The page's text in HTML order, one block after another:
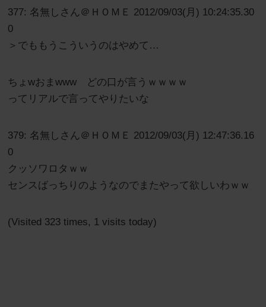
377: 名無しさん＠ＨＯＭＥ 2012/09/03(月) 10:24:35.30
0
＞でももうこういうのはやめて…
ちょwおまwww どの口が言うｗｗｗｗ
ってリアルで言ってやりたいな
379: 名無しさん＠ＨＯＭＥ 2012/09/03(月) 12:47:36.16
0
クッソワロタｗｗ
センスばっちりのようなのでまたやって欲しいわｗｗ
(Visited 323 times, 1 visits today)